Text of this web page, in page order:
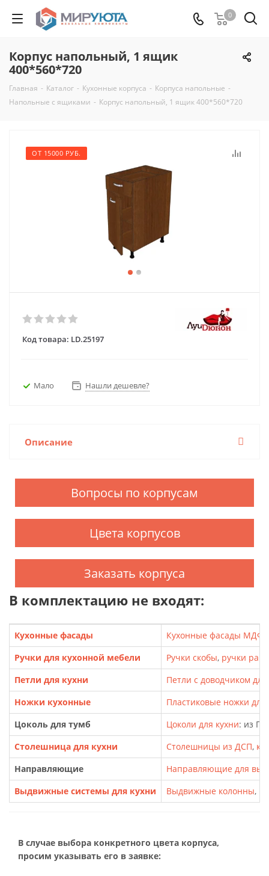
0
Корпус напольный, 1 ящик
400*560*720
Главная - Каталог - Кухонные корпуса - Корпуса напольные -
Напольные с ящиками - Корпус напольный, 1 ящик 400*560*720
ОТ 15000 РУБ.
Код товара: LD.25197
Мало Нашли дешевле?
Описание
Вопросы по корпусам
Цвета корпусов
Заказать корпуса
В комплектацию не входят:
Кухонные фасады Кухонные фасады МДФ
Ручки для кухонной мебели
Ручки скобы, ручки
Петли для кухни
Петли с доводчиком для
Ножки кухонные
Пластиковые ножки
Цоколь для тумб
Цоколи для кухни: из
Столешница для кухни
Столешницы из ДСП,
Направляющие
Направляющие для
Выдвижные системы для кухни
Выдвижные колонны,
В случае выбора конкретного цвета корпуса,
просим указывать его в заявке: